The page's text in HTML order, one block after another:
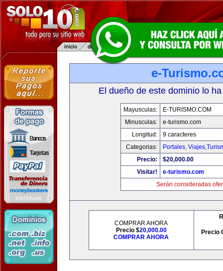
e-
El dueño de este dominio lo
Mayusculas:
E-TURISMO.COM
Minusculas:
e-turismo.com
Longitud:
9 caracteres
Categorias:
Portales,
Precio:
$20,000.00
Visitar!
e-turismo.com
Serán consideradas
COMPRAR AHORA
Precio $20,000.00
COMPRAR AHORA
Precio